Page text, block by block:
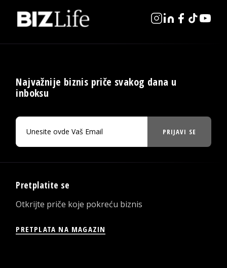
Najvažnije biznis priče svakog dana u
inboksu
PRIJAVI SE
Pretplatite se
Otkrijte priče koje pokreću biznis
PRETPLATA NA MAGAZIN